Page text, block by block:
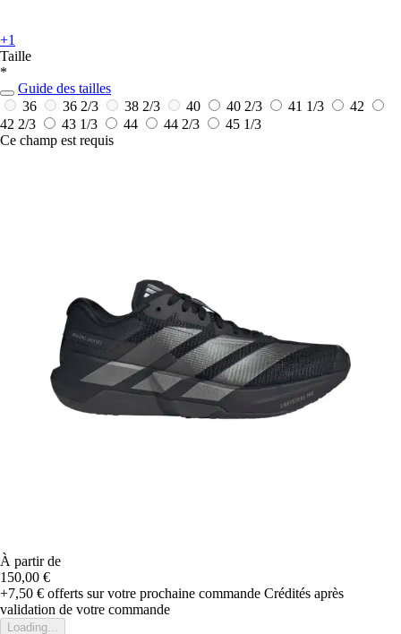
+1
Taille
*
Guide des tailles
36
36 2/3 38 2/3 40 40 2/3 41 1/3
42
42 2/3
43 1/3 44 44 2/3
45 1/3
Ce champ est requis
À partir de
150,00 €
+7,50 € offerts sur votre prochaine commande Crédités après
validation de votre commande
Loading...